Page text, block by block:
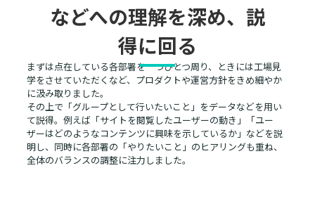
などへの理解を深め、説
得に回る
まずは点在している各部署を一つひとつ周り、ときには工場見
学をさせていただくなど、プロダクトや運営方針をきめ細やか
に汲み取りました。
その上で「グループとして行いたいこと」をデータなどを用い
て説得。例えば「サイトを閲覧したユーザーの動き」「ユー
ザーはどのようなコンテンツに興味を示しているか」などを説
明し、同時に各部署の「やりたいこと」のヒアリングも重ね、
全体のバランスの調整に注力しました。